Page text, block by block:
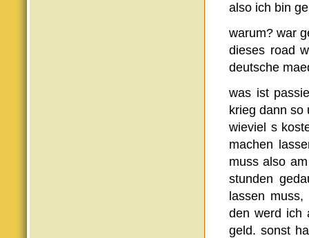
also ich bin
warum? war
dieses road
deutsche
was ist
krieg dann so
wieviel s
machen
muss also
stunden
lassen
den werd ich
geld. sonst